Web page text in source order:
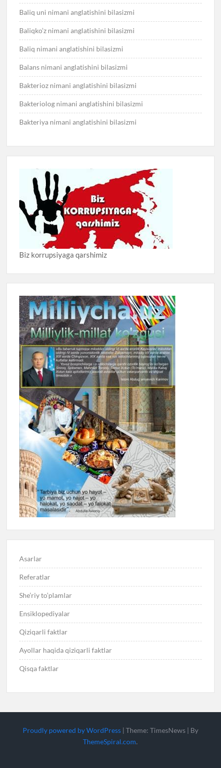
Baliq uni nimani anglatishini bilasizmi
Baliqko’z nimani anglatishini bilasizmi
Baliq nimani anglatishini bilasizmi
Balans nimani anglatishini bilasizmi
Bakterioz nimani anglatishini bilasizmi
Bakteriolog nimani anglatishini bilasizmi
Bakteriya nimani anglatishini bilasizmi
Biz korrupsiyaga qarshimiz
Asarlar
Referatlar
She’riy to’plamlar
Ensiklopediyalar
Qiziqarli faktlar
Ayollar haqida qiziqarli faktlar
Qisqa faktlar
Proudly powered by WordPress | Theme: TimesNews | By
ThemeSpiral.com.